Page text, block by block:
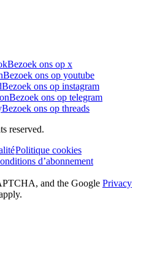
Bezoek ons op x
Bezoek ons op youtube
Bezoek ons op instagram
Bezoek ons op telegram
Bezoek ons op threads
reserved.
Politique cookies
d’abonnement
and the Google Privacy